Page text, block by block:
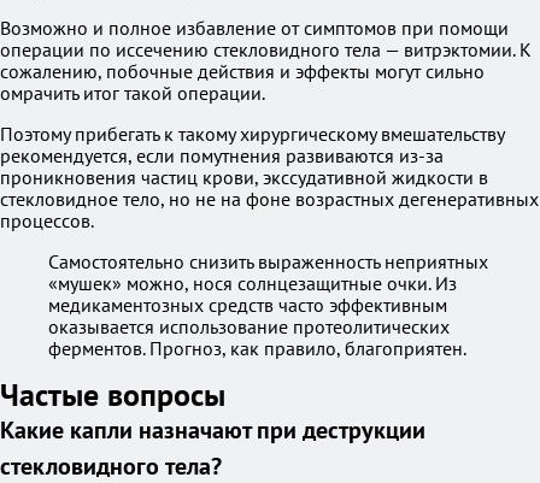
Возможно и полное избавление от симптомов при помощи
операции по иссечению стекловидного тела — витрэктомии. К
сожалению, побочные действия и эффекты могут сильно
омрачить итог такой операции.
Поэтому прибегать к такому хирургическому вмешательству
рекомендуется, если помутнения развиваются из-за
проникновения частиц крови, экссудативной жидкости в
стекловидное тело, но не на фоне возрастных дегенеративных
процессов.
Самостоятельно снизить выраженность неприятных
«мушек» можно, нося солнцезащитные очки. Из
медикаментозных средств часто эффективным
оказывается использование протеолитических
ферментов. Прогноз, как правило, благоприятен.
Частые вопросы
Какие капли назначают при деструкции
стекловидного тела?